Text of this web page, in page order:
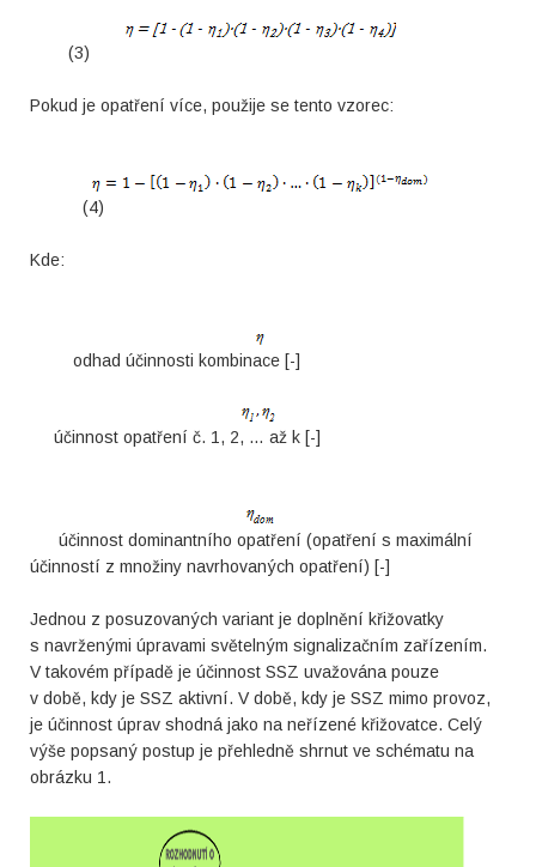
(3)
Pokud je opatření více, použije se tento vzorec:
(4)
Kde:
odhad účinnosti kombinace [-]
účinnost opatření č. 1, 2, … až k [-]
účinnost dominantního opatření (opatření s maximální
účinností z množiny navrhovaných opatření) [-]
Jednou z posuzovaných variant je doplnění křižovatky
s navrženými úpravami světelným signalizačním zařízením.
V takovém případě je účinnost SSZ uvažována pouze
v době, kdy je SSZ aktivní. V době, kdy je SSZ mimo provoz,
je účinnost úprav shodná jako na neřízené křižovatce. Celý
výše popsaný postup je přehledně shrnut ve schématu na
obrázku 1.